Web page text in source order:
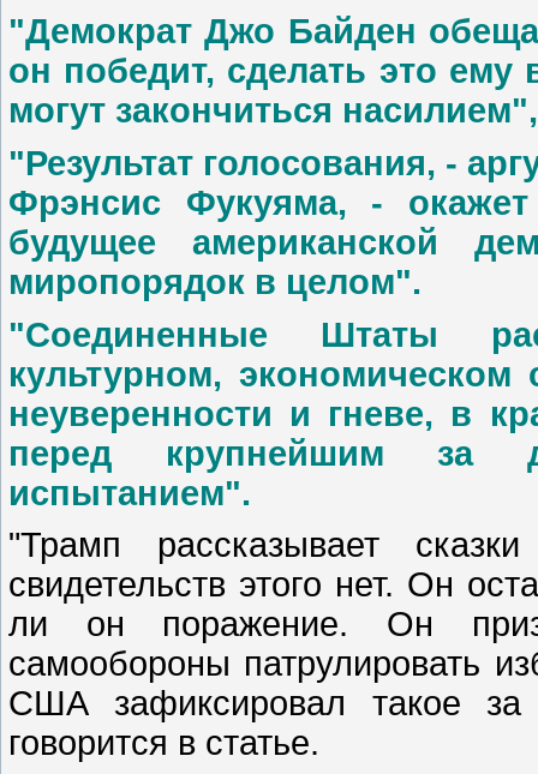
"Демократ Джо Байден
он победит, сделать это
могут закончиться
"Результат голосования, -
Фрэнсис Фукуяма, -
будущее американской
миропорядок в целом".
"Соединенные Штаты
культурном,
неуверенности и гневе, в
перед крупнейшим за
испытанием".
"Трамп рассказывает
свидетельств этого нет. Он
ли он поражение. Он
самообороны патрулировать
США зафиксировал такое
говорится в статье.